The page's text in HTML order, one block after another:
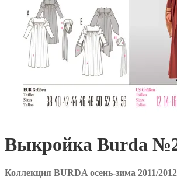
Выкройка Burda
Коллекция BURDA осень-зима 2011/2012